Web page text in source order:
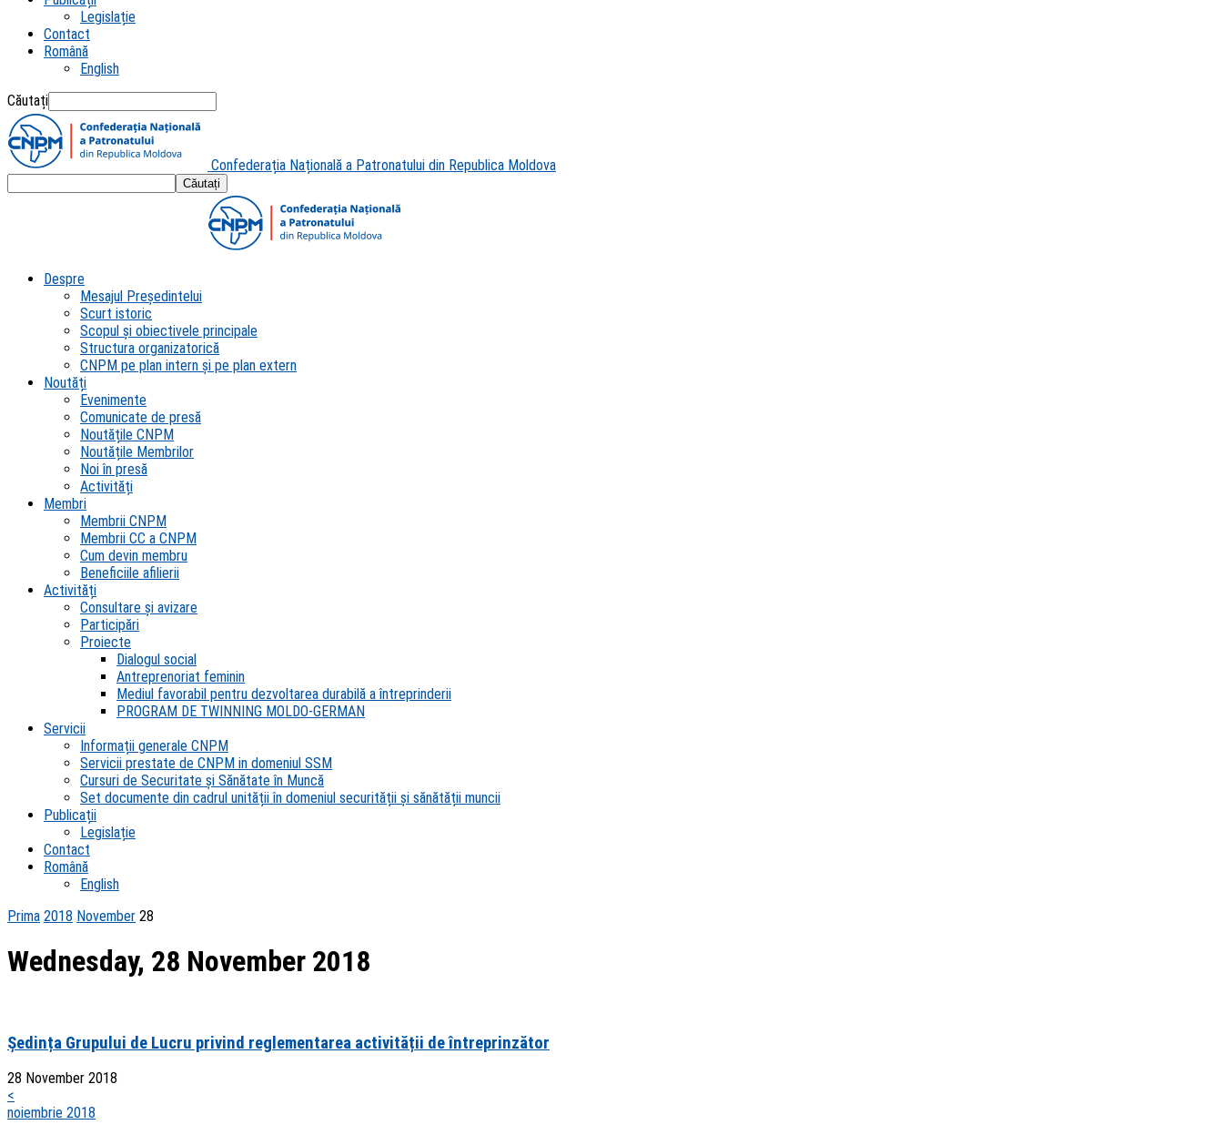
Legislație
Contact
Română
English
Căutați
Confederația Națională a Patronatului din Republica Moldova
Despre
Mesajul Președintelui
Scurt istoric
Scopul şi obiectivele principale
Structura organizatorică
CNPM pe plan intern şi pe plan extern
Noutăți
Evenimente
Comunicate de presă
Noutățile CNPM
Noutățile Membrilor
Noi în presă
Activități
Membri
Membrii CNPM
Membrii CC a CNPM
Cum devin membru
Beneficiile afilierii
Activități
Consultare și avizare
Participări
Proiecte
Dialogul social
Antreprenoriat feminin
Mediul favorabil pentru dezvoltarea durabilă a întreprinderii
PROGRAM DE TWINNING MOLDO-GERMAN
Servicii
Informații generale CNPM
Servicii prestate de CNPM in domeniul SSM
Cursuri de Securitate și Sănătate în Muncă
Set documente din cadrul unității în domeniul securității și sănătății muncii
Publicații
Legislație
Contact
Română
English
Prima 2018 November 28
Wednesday, 28 November 2018
Ședința Grupului de Lucru privind reglementarea activității de întreprinzător
28 November 2018
<
noiembrie 2018